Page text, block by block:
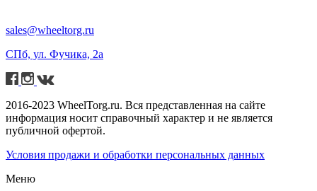
sales@wheeltorg.ru
СПб, ул. Фучика, 2а
2016-2023 WheelTorg.ru. Вся представленная на сайте
информация носит справочный характер и не является
публичной офертой.
Условия продажи и обработки персональных данных
Меню